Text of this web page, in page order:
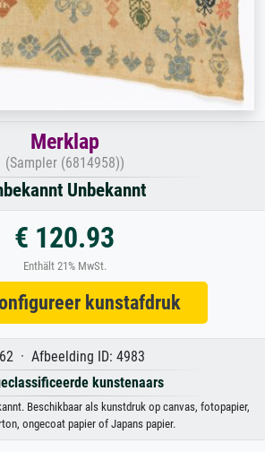
Merklap
(Sampler (6814958))
Unbekannt
€ 120.93
Enthält 21% MwSt.
kunstafdruk
· Afbeelding ID: 4983
kunstenaars
Beschikbaar als kunstdruk op canvas, fotopapier,
ongecoat papier of Japans papier.